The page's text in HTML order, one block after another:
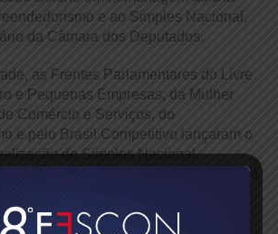
e ao Simples Nacional,
da Câmara dos Deputados.
as Frentes Parlamentares do Livre
e Pequenas Empresas, da Mulher
Comércio e Serviços, do
e pelo Brasil Competitivo lançaram o
do Simples Nacional,
da aprovação do PLP 108/2021, já
em mais de 40% os limites de
regime.